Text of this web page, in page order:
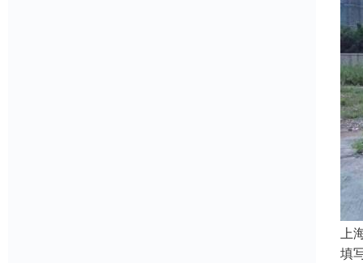
上
填